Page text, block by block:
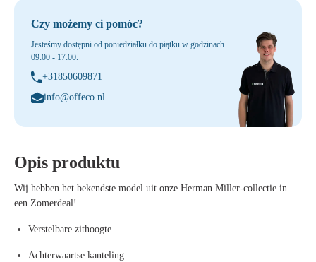
Czy możemy ci pomóc?
Jesteśmy dostępni od poniedziałku do piątku w godzinach
09:00 - 17:00.
+31850609871
info@offeco.nl
Opis produktu
Wij hebben het bekendste model uit onze Herman Miller-collectie in
een Zomerdeal!
Verstelbare zithoogte
Achterwaartse kanteling